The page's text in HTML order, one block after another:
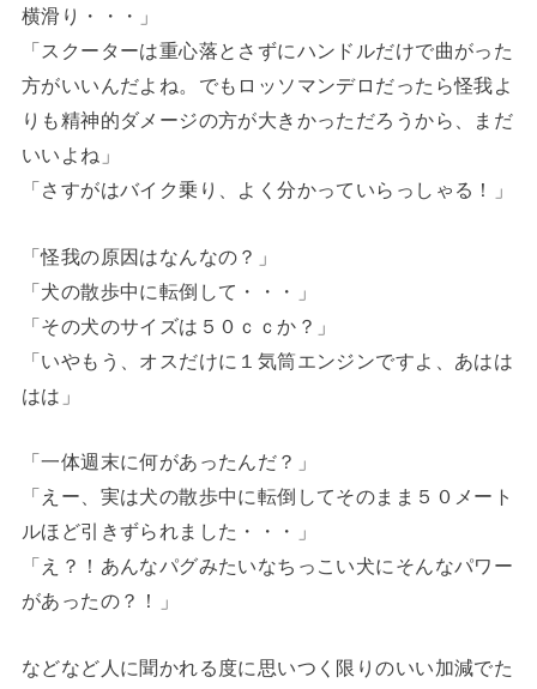
横滑り・・・」
「スクーターは重心落とさずにハンドルだけで曲がった
方がいいんだよね。でもロッソマンデロだったら怪我よ
りも精神的ダメージの方が大きかっただろうから、まだ
いいよね」
「さすがはバイク乗り、よく分かっていらっしゃる！」
「怪我の原因はなんなの？」
「犬の散歩中に転倒して・・・」
「その犬のサイズは５０ｃｃか？」
「いやもう、オスだけに１気筒エンジンですよ、あはは
はは」
「一体週末に何があったんだ？」
「えー、実は犬の散歩中に転倒してそのまま５０メート
ルほど引きずられました・・・」
「え？！あんなパグみたいなちっこい犬にそんなパワー
があったの？！」
などなど人に聞かれる度に思いつく限りのいい加減でた